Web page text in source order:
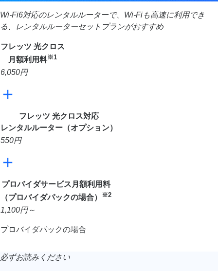
Wi-Fi6対応のレンタルルーターで、Wi-Fiも高速に利用でき
る、レンタルルーターセットプランがおすすめ
フレッツ 光クロス
月額利用料※1
6,050円
フレッツ 光クロス対応
レンタルルーター（オプション）
550円
プロバイダサービス月額利用料
（プロバイダパックの場合）
※2
1,100円～
プロバイダパックの場合
必ずお読みください